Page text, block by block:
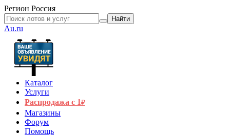
Регион Россия
Найти
Au.ru
Каталог
Услуги
Распродажа с 1₽
Магазины
Форум
Помощь